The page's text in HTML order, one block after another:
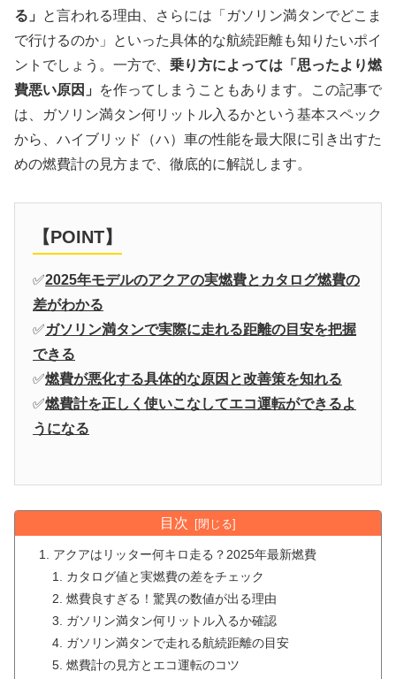
る」
と言われる理由、さらには「ガソリン満タンでどこま
で行けるのか」といった具体的な航続距離も知りたいポイ
ントでしょう。一方で、 乗り方によっては「思ったより燃
費悪い原因」
を作ってしまうこともあります。この記事で
は、ガソリン満タン何リットル入るかという基本スペック
から、ハイブリッド（ハ）車の性能を最大限に引き出すた
めの燃費計の見方まで、徹底的に解説します。
【POINT】
✅2025年モデルのアクアの実燃費とカタログ燃費の
差がわかる
✅ガソリン満タンで実際に走れる距離の目安を把握
できる
✅燃費が悪化する具体的な原因と改善策を知れる
✅燃費計を正しく使いこなしてエコ運転ができるよ
うになる
目次
アクアはリッター何キロ走る？2025年最新燃費
カタログ値と実燃費の差をチェック
燃費良すぎる！驚異の数値が出る理由
ガソリン満タン何リットル入るか確認
ガソリン満タンで走れる航続距離の目安
燃費計の見方とエコ運転のコツ